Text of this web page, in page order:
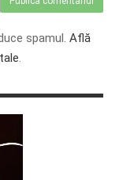
spamul. Află
.